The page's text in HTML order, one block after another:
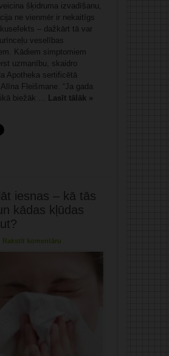
šķidruma izvadīšanu,
ne vienmēr ir nekaitīgs
– dažkārt tā var
veselības
Kādiem simptomiem
uzmanību, skaidro
Apotheka sertificētā
Alīna Fleišmane. “Ja gada
biežāk ... Lasīt tālāk »
iesnas – kā tās
kādas kļūdas
Rakstīt komentāru